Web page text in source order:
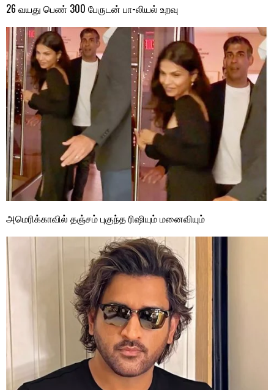
26 வயது பெண் 300 பேருடன் பா-லியல் உறவு
அமெரிக்காவில் தஞ்சம் புகுந்த ரிஷியும் மனைவியும்